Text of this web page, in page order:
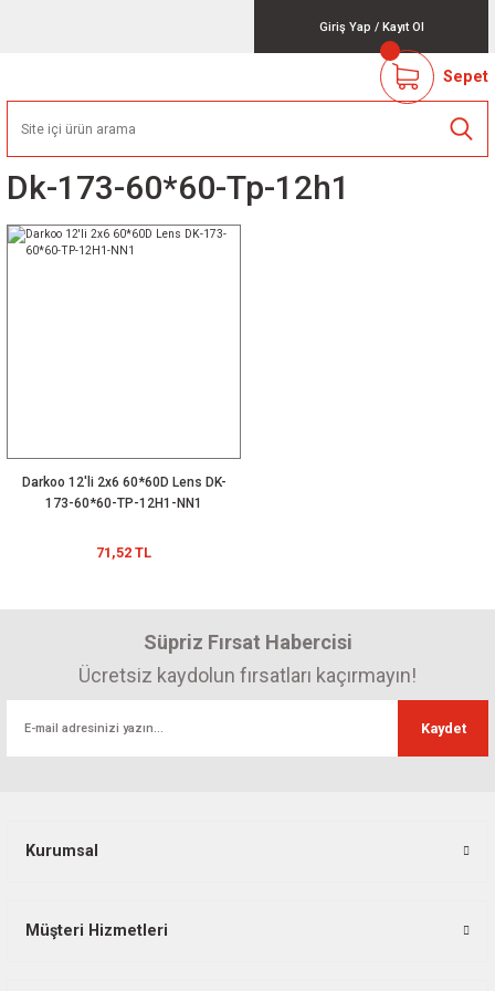
Giriş Yap / Kayıt Ol
Sepet
Dk-173-60*60-Tp-12h1
Darkoo 12'li 2x6 60*60D Lens DK-
173-60*60-TP-12H1-NN1
71,52 TL
Süpriz Fırsat Habercisi
Ücretsiz kaydolun fırsatları kaçırmayın!
Kaydet
Kurumsal
Müşteri Hizmetleri